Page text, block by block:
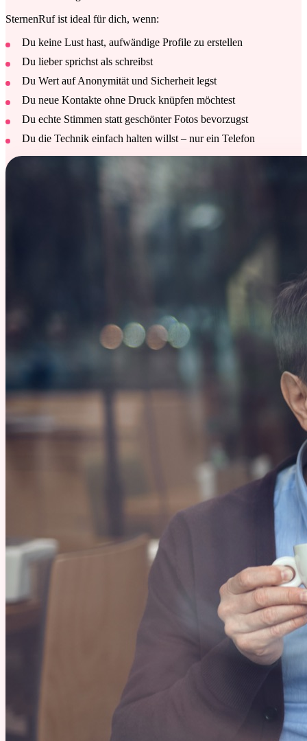
SternenRuf ist ideal für dich, wenn:
Du keine Lust hast, aufwändige Profile zu erstellen
Du lieber sprichst als schreibst
Du Wert auf Anonymität und Sicherheit legst
Du neue Kontakte ohne Druck knüpfen möchtest
Du echte Stimmen statt geschönter Fotos bevorzugst
Du die Technik einfach halten willst – nur ein Telefon